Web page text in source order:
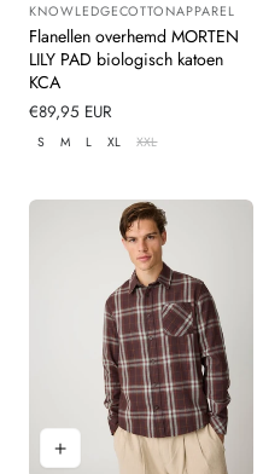
Leverancier:
KNOWLEDGECOTTONAPPAREL
Flanellen overhemd MORTEN
LILY PAD biologisch katoen
KCA
Normale
prijs
€89,95 EUR
S M L XL XXL